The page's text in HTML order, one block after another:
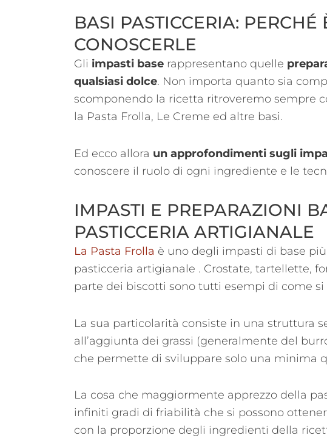
BASI PASTICCERIA: PERCHÉ
CONOSCERLE
Gli impasti base rappresentano quelle
qualsiasi dolce. Non importa quanto sia
scomponendo la ricetta ritroveremo sempre
la Pasta Frolla, Le Creme ed altre basi.
Ed ecco allora un approfondimenti sugli
conoscere il ruolo di ogni ingrediente e le
IMPASTI E PREPARAZIONI
PASTICCERIA ARTIGIANALE
La Pasta Frolla è uno degli impasti di base
pasticceria artigianale . Crostate, tartellette,
parte dei biscotti sono tutti esempi di come
La sua particolarità consiste in una struttura
all’aggiunta dei grassi (generalmente del
che permette di sviluppare solo una minima
La cosa che maggiormente apprezzo della
infiniti gradi di friabilità che si possono
con la proporzione degli ingredienti della